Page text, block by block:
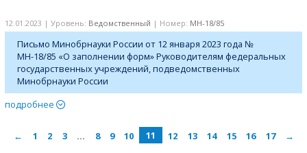
12.01.2023 | Уровень: Ведомственный | Номер: МН-18/85
Письмо Минобрнауки России от 12 января 2023 года №
МН-18/85 «О заполнении форм» Руководителям федеральных
государственных учреждений, подведомственных
Минобрнауки России
подробнее
← 1 2 3 … 8 9 10 11 12 13 14 15 16 17 →